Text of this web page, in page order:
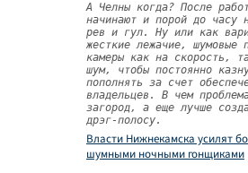
А Челны когда? После
начинают и порой до часу
рев и гул. Ну или как
жесткие лежачие, шумовые
камеры как на скорость,
шум, чтобы постоянно
пополнять за счет
владельцев. В чем
загород, а еще лучше
дрэг-полосу.
Власти Нижнекамска усилят
шумными ночными гонщиками